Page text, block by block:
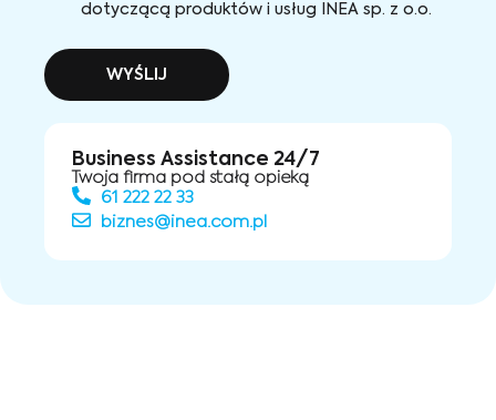
dotyczącą produktów i usług INEA sp. z o.o.
WYŚLIJ
Business Assistance 24/7
Twoja firma pod stałą opieką
61 222 22 33
biznes@inea.com.pl